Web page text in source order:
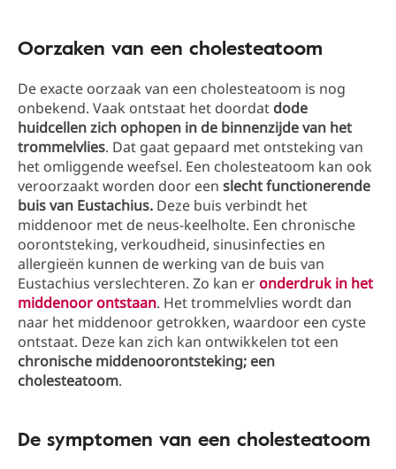
Oorzaken van een cholesteatoom
De exacte oorzaak van een cholesteatoom is nog
onbekend. Vaak ontstaat het doordat dode
huidcellen zich ophopen in de binnenzijde van het
trommelvlies. Dat gaat gepaard met ontsteking van
het omliggende weefsel. Een cholesteatoom kan ook
veroorzaakt worden door een slecht functionerende
buis van Eustachius. Deze buis verbindt het
middenoor met de neus-keelholte. Een chronische
oorontsteking, verkoudheid, sinusinfecties en
allergieën kunnen de werking van de buis van
Eustachius verslechteren. Zo kan eronderdruk in het
middenoorontstaan. Het trommelvlies wordt dan
naar het middenoor getrokken, waardoor een cyste
ontstaat. Deze kan zich kan ontwikkelen tot een
chronische middenoorontsteking; een
cholesteatoom.
De symptomen van een cholesteatoom